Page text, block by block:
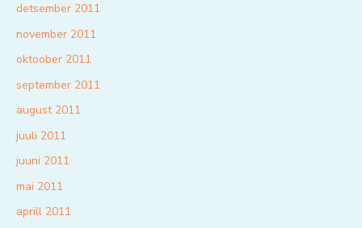
detsember 2011
november 2011
oktoober 2011
september 2011
august 2011
juuli 2011
juuni 2011
mai 2011
aprill 2011